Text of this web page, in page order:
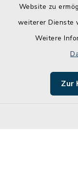
Website zu
weiterer Dienste
Weitere
Zur